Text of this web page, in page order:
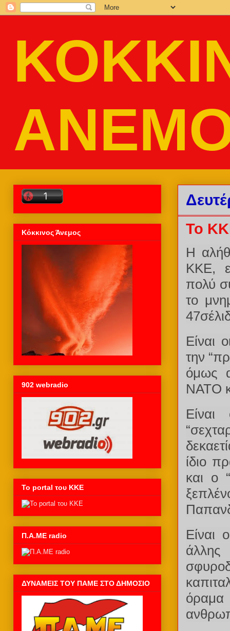
Το
Η
ΚΚΕ,
πολύ
το
Eίναι
την
όμως
ΝΑΤΟ
ίδιο
και ο
Είναι
όραμα
Κόκκινος Άνεμος
902 webradio
Το portal του ΚΚΕ
Π.Α.ΜΕ radio
ΔΥΝΑΜΕΙΣ ΤΟΥ ΠΑΜΕ ΣΤΟ ΔΗΜΟΣΙΟ